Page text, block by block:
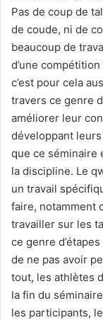
Pas de coup de
de coude, ni de
beaucoup de
d’une
c’est pour cela
travers ce genre
améliorer leur
développant
que ce séminaire
la discipline. Le
un travail
faire, notamment
travailler sur les
ce genre
de ne pas avoir
tout, les athlètes
la fin du
les participants,